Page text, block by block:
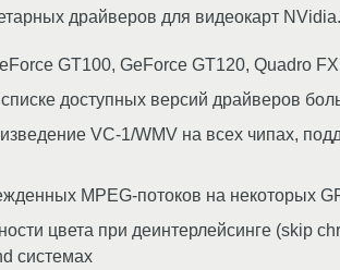
драйверов для видеокарт
GT100, GeForce GT120, Quadro
доступных версий драйверов
VC-1/WMV на всех чипах,
MPEG-потоков на некоторых
цвета при деинтерлейсинге (skip
системах